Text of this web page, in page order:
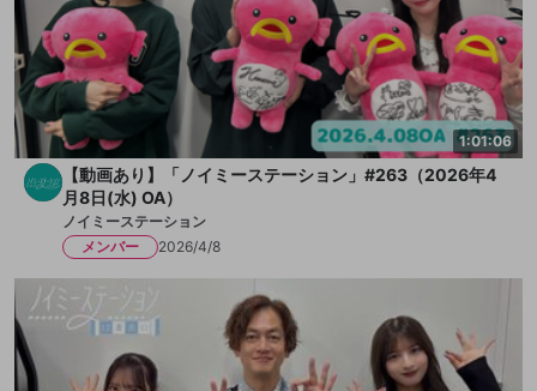
1:01:06
【動画あり】「ノイミーステーション」#263（2026年4
月8日(水) OA）
ノイミーステーション
メンバー
2026/4/8